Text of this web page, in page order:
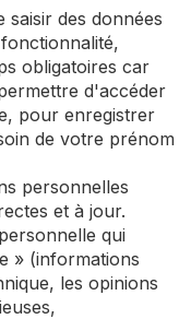
saisir des données
obligatoires car
d'accéder
pour enregistrer
de votre prénom
personnelles
et à jour.
qui
» (informations
les opinions